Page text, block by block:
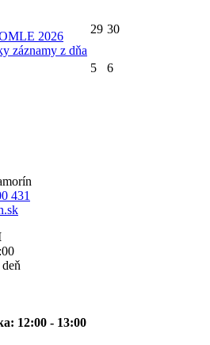
2026
záznamy z dňa
29 30
5 6
431
12:00 - 13:00